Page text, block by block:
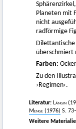
Planeten mit
nicht
radförmige
überschmiert
Farben:
Zu den
›Regimen‹.
Literatur: Längin
Menge (1976) S.
Weitere